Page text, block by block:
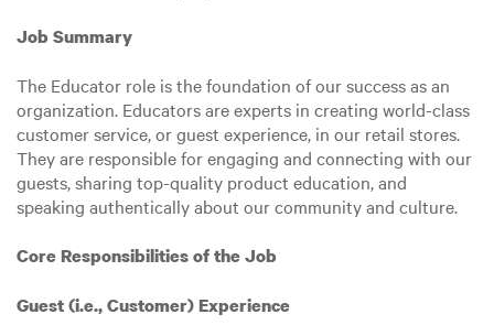
Job Summary
The Educator role is the foundation of our success as an
organization. Educators are experts in creating world-class
customer service, or guest experience, in our retail stores.
They are responsible for engaging and connecting with our
guests, sharing top-quality product education, and
speaking authentically about our community and culture.
Core Responsibilities of the Job
Guest (i.e., Customer) Experience